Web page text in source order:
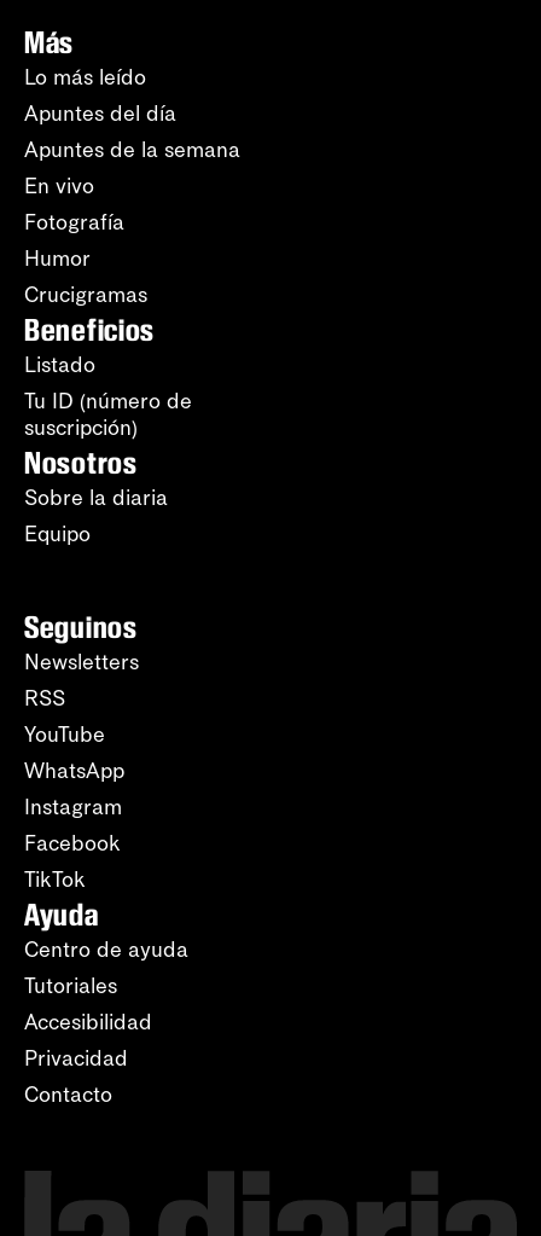
Más
Lo más leído
Apuntes del día
Apuntes de la semana
En vivo
Fotografía
Humor
Crucigramas
Beneficios
Listado
Tu ID (número de
suscripción)
Nosotros
Sobre la diaria
Equipo
Seguinos
Newsletters
RSS
YouTube
WhatsApp
Instagram
Facebook
TikTok
Ayuda
Centro de ayuda
Tutoriales
Accesibilidad
Privacidad
Contacto